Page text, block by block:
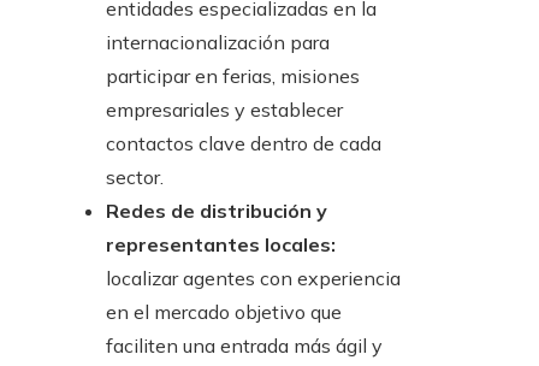
entidades especializadas en la
internacionalización para
participar en ferias, misiones
empresariales y establecer
contactos clave dentro de cada
sector.
Redes de distribución y
representantes locales:
localizar agentes con experiencia
en el mercado objetivo que
faciliten una entrada más ágil y